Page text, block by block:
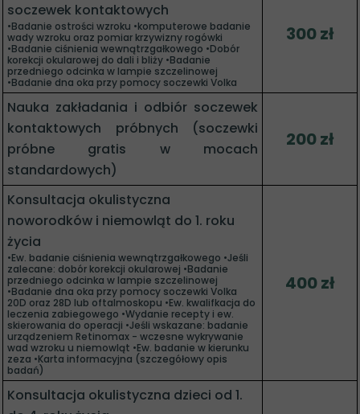
soczewek kontaktowych
•Badanie ostrości wzroku •komputerowe badanie
wady wzroku oraz pomiar krzywizny rogówki
•Badanie ciśnienia wewnątrzgałkowego •Dobór
korekcji okularowej do dali i bliży •Badanie
przedniego odcinka w lampie szczelinowej
•Badanie dna oka przy pomocy soczewki Volka
300 zł
Nauka zakładania i odbiór soczewek
kontaktowych próbnych (soczewki
próbne gratis w mocach
standardowych)
200 zł
Konsultacja okulistyczna
noworodków i niemowląt do 1. roku
życia
•Ew. badanie ciśnienia wewnątrzgałkowego •Jeśli
zalecane: dobór korekcji okularowej •Badanie
przedniego odcinka w lampie szczelinowej
•Badanie dna oka przy pomocy soczewki Volka
20D oraz 28D lub oftalmoskopu •Ew. kwalifkacja do
leczenia zabiegowego •Wydanie recepty i ew.
skierowania do operacji •Jeśli wskazane: badanie
urządzeniem Retinomax - wczesne wykrywanie
wad wzroku u niemowląt •Ew. badanie w kierunku
zeza •Karta informacyjna (szczegółowy opis
badań)
400 zł
Konsultacja okulistyczna dzieci od 1.